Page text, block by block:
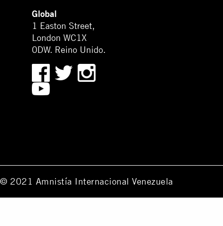
Global
1 Easton Street,
London WC1X
0DW. Reino Unido.
© 2021 Amnistía Internacional Venezuela